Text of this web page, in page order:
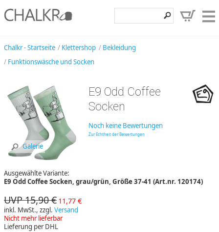
Entdecken
Angebote
Hilfe, Kontakt
Chalkr - Startseite Klettershop
Bekleidung
Funktionswäsche und Socken
Galerie
E9 Odd Coffee
Socken
Noch keine Bewertungen
Zur Echtheit der Bewertungen
Ausgewählte Variante:
E9 Odd Coffee Socken, grau/grün, Größe 37-41 (Art.nr. 120174)
UVP 15,90 € 11,77 €
inkl. MwSt., zzgl. Versand
Nicht mehr lieferbar
Lieferung per DHL